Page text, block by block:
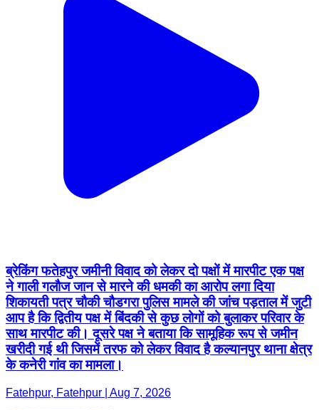
ब्रेकिंग फतेहपुर जमीनी विवाद को लेकर दो पक्षों में मारपीट एक पक्ष
ने गाली गलौज जान से मारने की धमकी का आरोप लगा दिया
शिकायती पत्र चौकी चौडगरा पुलिस मामले की जांच पड़ताल में जुटी
आप है कि द्वितीय पक्ष में बिंदकी से कुछ लोगों को बुलाकर परिवार के
साथ मारपीट की। दूसरे पक्ष ने बताया कि सामूहिक रूप से जमीन
खरीदी गई थी जिसमें तरफ को लेकर विवाद है कल्यानपुर थाना क्षेत्र
के कनेरी गांव का मामला।
Fatehpur, Fatehpur | Aug 7, 2026